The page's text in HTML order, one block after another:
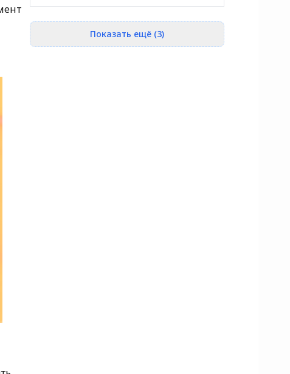
Показать ещё (3)